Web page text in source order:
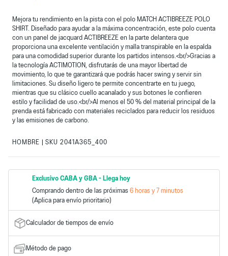
Mejora tu rendimiento en la pista con el polo MATCH ACTIBREEZE POLO
SHIRT. Diseñado para ayudar a la máxima concentración, este polo cuenta
con un panel de jacquard ACTIBREEZE en la parte delantera que
proporciona una excelente ventilación y malla transpirable en la espalda
para una comodidad superior durante los partidos intensos.<br/>Gracias a
la tecnología ACTIMOTION, disfrutarás de una mayor libertad de
movimiento, lo que te garantizará que podrás hacer swing y servir sin
limitaciones. Su diseño ligero te permite concentrarte en tu juego,
mientras que su clásico cuello acanalado y sus botones le confieren
estilo y facilidad de uso.<br/>Al menos el 50 % del material principal de la
prenda está fabricado con materiales reciclados para reducir los residuos
y las emisiones de carbono.
HOMBRE SKU 2041A365_400
Exclusivo CABA y GBA - Llega hoy
Comprando dentro de las próximas 6 horas y 7 minutos
Calculador de tiempos de envío
Método de pago